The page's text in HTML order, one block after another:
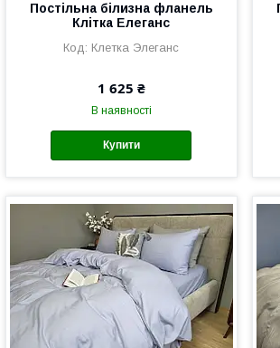
Постільна білизна фланель
Клітка Елеганс
Клетка Элеганс
1 625 ₴
В наявності
Купити